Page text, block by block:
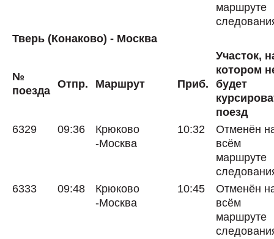
маршруте
Тверь (Конаково) - Москва
№
поезда
Отпр. Маршрут Приб.
Участок,
котором
будет
поезд
6329
09:36
Крюково
-Москва
10:32
Отменён
всём
маршруте
6333
09:48
Крюково
-Москва
10:45
Отменён
всём
маршруте